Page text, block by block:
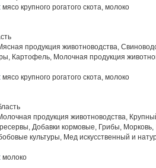
мясо крупного рогатого скота, молоко
продукция животноводства,
Картофель, Молочная продукция
мясо крупного рогатого скота, молоко
продукция животноводства,
Добавки кормовые, Грибы,
культуры, Мед искусственный и
молоко